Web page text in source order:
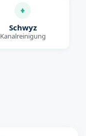
Schwyz
Kanalreinigung